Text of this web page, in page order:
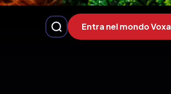
Entra nel mondo Voxa